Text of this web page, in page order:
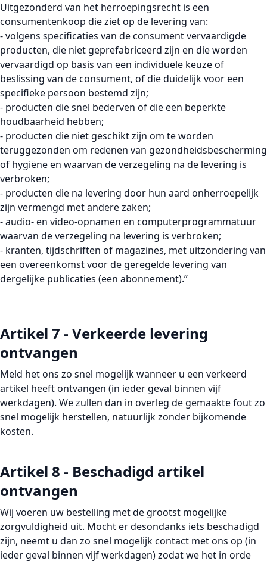
Uitgezonderd van het herroepingsrecht is een
consumentenkoop die ziet op de levering van:
- volgens specificaties van de consument vervaardigde
producten, die niet geprefabriceerd zijn en die worden
vervaardigd op basis van een individuele keuze of
beslissing van de consument, of die duidelijk voor een
specifieke persoon bestemd zijn;
- producten die snel bederven of die een beperkte
houdbaarheid hebben;
- producten die niet geschikt zijn om te worden
teruggezonden om redenen van gezondheidsbescherming
of hygiëne en waarvan de verzegeling na de levering is
verbroken;
- producten die na levering door hun aard onherroepelijk
zijn vermengd met andere zaken;
- audio- en video-opnamen en computerprogrammatuur
waarvan de verzegeling na levering is verbroken;
- kranten, tijdschriften of magazines, met uitzondering van
een overeenkomst voor de geregelde levering van
dergelijke publicaties (een abonnement).”
Artikel 7 - Verkeerde levering
ontvangen
Meld het ons zo snel mogelijk wanneer u een verkeerd
artikel heeft ontvangen (in ieder geval binnen vijf
werkdagen). We zullen dan in overleg de gemaakte fout zo
snel mogelijk herstellen, natuurlijk zonder bijkomende
kosten.
Artikel 8 - Beschadigd artikel
ontvangen
Wij voeren uw bestelling met de grootst mogelijke
zorgvuldigheid uit. Mocht er desondanks iets beschadigd
zijn, neemt u dan zo snel mogelijk contact met ons op (in
ieder geval binnen vijf werkdagen) zodat we het in orde